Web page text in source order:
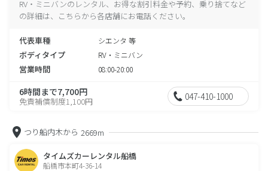
RV・ミニバンのレンタル、お得な割引料金や予約、乗り捨てなど
の詳細は、こちらから各店舗にお電話ください。
代表車種 シエンタ 等
ボディタイプ RV・ミニバン
営業時間 08:00-20:00
6時間まで7,700円
免責補償制度1,100円 047-410-1000
つり船内木から 2669m
タイムズカーレンタル船橋
船橋市本町4-36-14